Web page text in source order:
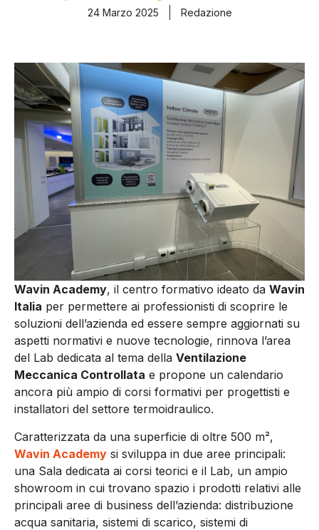
24 Marzo 2025
Redazione
Wavin Academy, il centro formativo ideato da Wavin
Italia per permettere ai professionisti di scoprire le
soluzioni dell’azienda ed essere sempre aggiornati su
aspetti normativi e nuove tecnologie, rinnova l’area
del Lab dedicata al tema della Ventilazione
Meccanica Controllata e propone un calendario
ancora più ampio di corsi formativi per progettisti e
installatori del settore termoidraulico.
Caratterizzata da una superficie di oltre 500 m²,
Wavin Academy si sviluppa in due aree principali:
una Sala dedicata ai corsi teorici e il Lab, un ampio
showroom in cui trovano spazio i prodotti relativi alle
principali aree di business dell’azienda: distribuzione
acqua sanitaria, sistemi di scarico, sistemi di